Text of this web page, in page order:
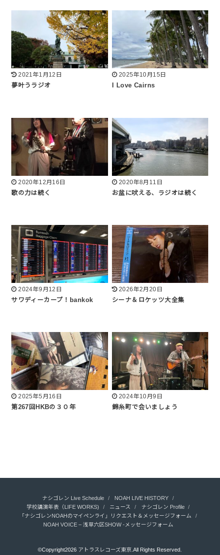
2021年1月12日
夢叶うラジオ
2025年10月15日
I Love Cairns
2020年12月16日
歌の力は続く
2020年8月11日
お盆に吠える、ラジオは続く
2024年9月12日
サワディーカープ！bankok
2026年2月20日
シーナ＆ロケッツ大全集
2025年5月16日
第267回HKBの３０年
2024年10月9日
錦糸町で会いましょう
ナシゴレン Live Schedule
NOAH LIVE HISTORY
学校講演年表（LIFE WORKS)
ニュース
ナシゴレン Profile
「ナシゴレンNOAHのマイペンライ」リクエスト＆メッセージフォーム
NOAH VOICE – 浅草六区SHOW -メッセージフォーム
©Copyright2026 アトラスレコーズ東京 .All Rights Reserved.